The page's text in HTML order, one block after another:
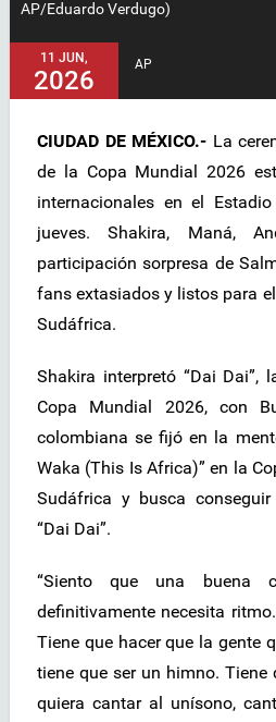
AP/Eduardo Verdugo)
11 JUN,
2026
AP
CIUDAD DE MÉXICO.- La
de la Copa Mundial 2026
internacionales en el
jueves. Shakira, Maná,
participación sorpresa de
fans extasiados y listos para
Sudáfrica.
Shakira interpretó “Dai Dai”,
Copa Mundial 2026, con
colombiana se fijó en la
Waka (This Is Africa)” en la
Sudáfrica y busca
“Dai Dai”.
“Siento que una buena
definitivamente necesita
Tiene que hacer que la gente
tiene que ser un himno. Tiene
quiera cantar al unísono,